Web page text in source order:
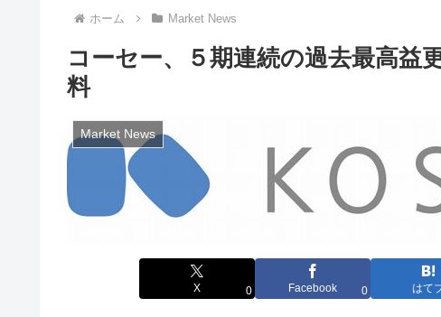
ホーム Market News
コーセー、５期連続の過去最高益
料
Market News
X 0 Facebook 0 はて